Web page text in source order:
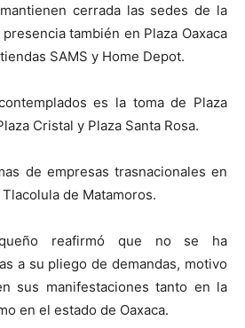
cerrada las sedes de la
también en Plaza Oaxaca
SAMS y Home Depot.
es la toma de Plaza
Cristal y Plaza Santa Rosa.
de empresas trasnacionales en
de Matamoros.
reafirmó que no se ha
a su pliego de demandas, motivo
sus manifestaciones tanto en la
en el estado de Oaxaca.